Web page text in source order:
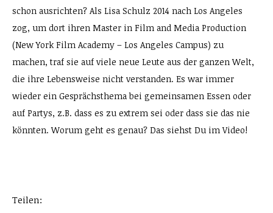
schon ausrichten? Als Lisa Schulz 2014 nach Los Angeles
zog, um dort ihren Master in Film and Media Production
(New York Film Academy – Los Angeles Campus) zu
machen, traf sie auf viele neue Leute aus der ganzen Welt,
die ihre Lebensweise nicht verstanden. Es war immer
wieder ein Gesprächsthema bei gemeinsamen Essen oder
auf Partys, z.B. dass es zu extrem sei oder dass sie das nie
könnten. Worum geht es genau? Das siehst Du im Video!
Teilen: